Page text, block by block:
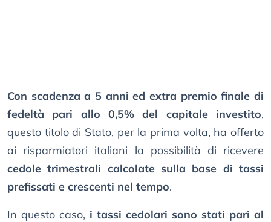
Con scadenza a 5 anni ed extra premio finale di
fedeltà pari allo 0,5% del capitale investito,
questo titolo di Stato, per la prima volta, ha offerto
ai risparmiatori italiani la possibilità di ricevere
cedole trimestrali calcolate sulla base di tassi
prefissati e crescenti nel tempo.
In questo caso, i tassi cedolari sono stati pari al